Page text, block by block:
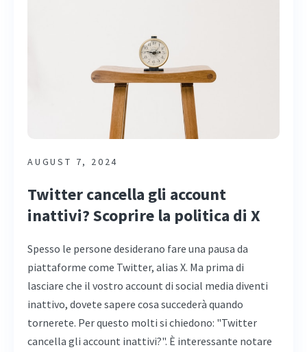
AUGUST 7, 2024
Twitter cancella gli account
inattivi? Scoprire la politica di X
Spesso le persone desiderano fare una pausa da
piattaforme come Twitter, alias X. Ma prima di
lasciare che il vostro account di social media diventi
inattivo, dovete sapere cosa succederà quando
tornerete. Per questo molti si chiedono: "Twitter
cancella gli account inattivi?". È interessante notare